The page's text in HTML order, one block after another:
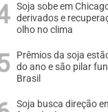
Soja sobe em
derivados e
olho no clima
Prêmios da soja
do ano e são pilar
Brasil
Soja busca direção